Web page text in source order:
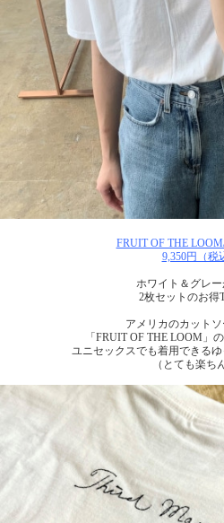
FRUIT OF THE
9,350円（税
ホワイト＆グレ
2枚セットのお得
アメリカのカット
「FRUIT OF THE LOOM」
ユニセックスでも着用できるゆ
（とても楽ち